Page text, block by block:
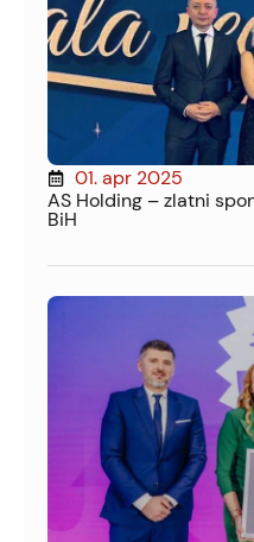
01. apr 2025
AS Holding – zlatni
BiH